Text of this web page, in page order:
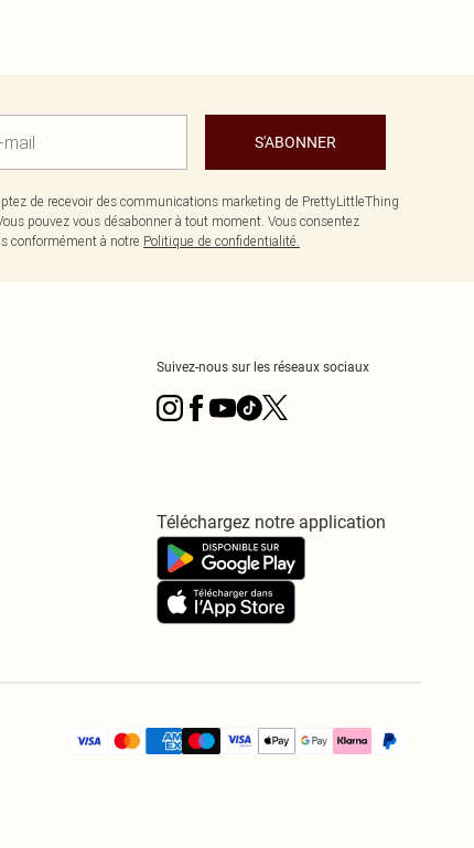
S'ABONNER
de recevoir des communications marketing de PrettyLittleThing
pouvez vous désabonner à tout moment. Vous consentez
conformément à notre Politique de confidentialité.
Suivez-nous sur les réseaux sociaux
Téléchargez notre application